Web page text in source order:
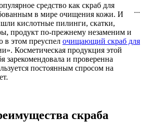
...
средство как скраб для
в мире очищения кожи. И
кислотные пилинги, скатки,
продукт по-прежнему незаменим и
в этом преуспел очищающий скраб для
Косметическая продукция этой
зарекомендовала и проверенна
постоянным спросом на
скраба